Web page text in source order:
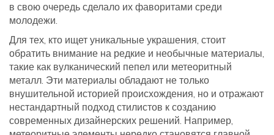
в свою очередь сделало их фаворитами среди
молодежи.
Для тех, кто ищет уникальные украшения, стоит
обратить внимание на редкие и необычные материалы,
такие как вулканический пепел или метеоритный
металл. Эти материалы обладают не только
внушительной историей происхождения, но и отражают
нестандартный подход стилистов к созданию
современных дизайнерских решений. Например,